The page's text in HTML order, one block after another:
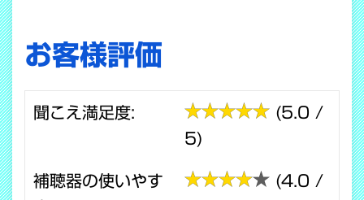
お客様評価
聞こえ満足度:
(5.0 /
5)
補聴器の使いやす
(4.0 /